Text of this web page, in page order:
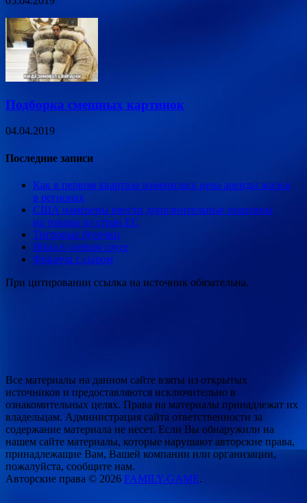
Подборка смешных картинок
04.04.2019
Последние записи
Как в первом квартале изменилась цена аренды жилья
в регионах
США намерены ввести дополнительные пошлины
на товары из стран ЕС
Тигровые булочки
Яйца в соевом соусе
Фокачча с сыром
При цитировании ссылка на источник обязательна.
Все материалы на данном сайте взяты из открытых
источников и предоставляются исключительно в
ознакомительных целях. Права на материалы принадлежат их
владельцам. Администрация сайта ответственности за
содержание материала не несет. Если Вы обнаружили на
нашем сайте материалы, которые нарушают авторские права,
принадлежащие Вам, Вашей компании или организации,
пожалуйста, сообщите нам.
Авторские права © 2026 FAMILY-GAME.